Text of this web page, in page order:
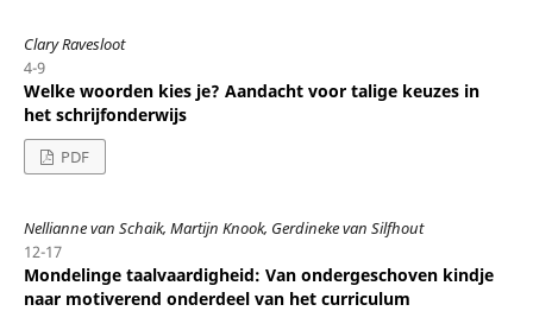
Clary Ravesloot
4-9
Welke woorden kies je? Aandacht voor talige keuzes in
het schrijfonderwijs
PDF
Nellianne van Schaik, Martijn Knook, Gerdineke van Silfhout
12-17
Mondelinge taalvaardigheid: Van ondergeschoven kindje
naar motiverend onderdeel van het curriculum